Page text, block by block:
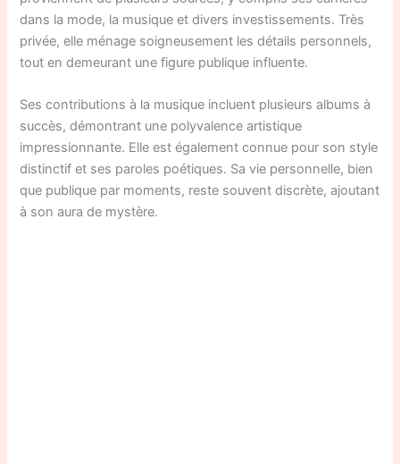
dans la mode, la musique et divers investissements. Très
privée, elle ménage soigneusement les détails personnels,
tout en demeurant une figure publique influente.
Ses contributions à la musique incluent plusieurs albums à
succès, démontrant une polyvalence artistique
impressionnante. Elle est également connue pour son style
distinctif et ses paroles poétiques. Sa vie personnelle, bien
que publique par moments, reste souvent discrète, ajoutant
à son aura de mystère.